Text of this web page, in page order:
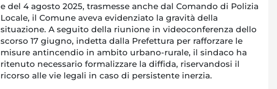
e del 4 agosto 2025, trasmesse anche dal Comando di Polizia
Locale, il Comune aveva evidenziato la gravità della
situazione. A seguito della riunione in videoconferenza dello
scorso 17 giugno, indetta dalla Prefettura per rafforzare le
misure antincendio in ambito urbano-rurale, il sindaco ha
ritenuto necessario formalizzare la diffida, riservandosi il
ricorso alle vie legali in caso di persistente inerzia.